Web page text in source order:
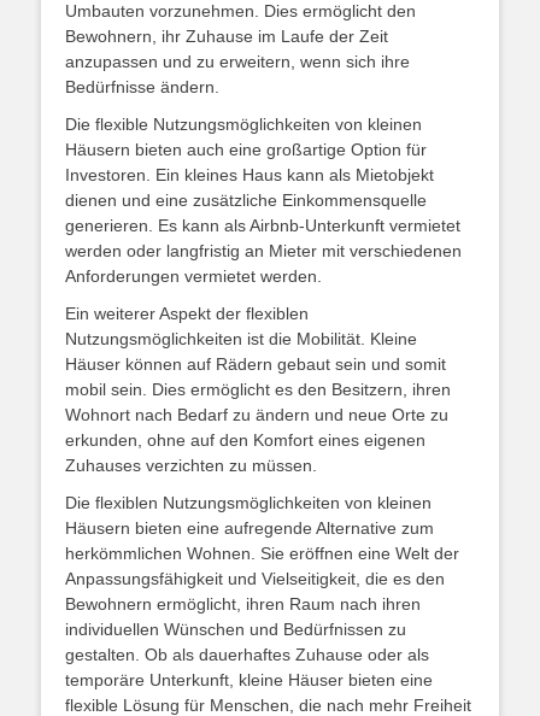
Umbauten vorzunehmen. Dies ermöglicht den
Bewohnern, ihr Zuhause im Laufe der Zeit
anzupassen und zu erweitern, wenn sich ihre
Bedürfnisse ändern.
Die flexible Nutzungsmöglichkeiten von kleinen
Häusern bieten auch eine großartige Option für
Investoren. Ein kleines Haus kann als Mietobjekt
dienen und eine zusätzliche Einkommensquelle
generieren. Es kann als Airbnb-Unterkunft vermietet
werden oder langfristig an Mieter mit verschiedenen
Anforderungen vermietet werden.
Ein weiterer Aspekt der flexiblen
Nutzungsmöglichkeiten ist die Mobilität. Kleine
Häuser können auf Rädern gebaut sein und somit
mobil sein. Dies ermöglicht es den Besitzern, ihren
Wohnort nach Bedarf zu ändern und neue Orte zu
erkunden, ohne auf den Komfort eines eigenen
Zuhauses verzichten zu müssen.
Die flexiblen Nutzungsmöglichkeiten von kleinen
Häusern bieten eine aufregende Alternative zum
herkömmlichen Wohnen. Sie eröffnen eine Welt der
Anpassungsfähigkeit und Vielseitigkeit, die es den
Bewohnern ermöglicht, ihren Raum nach ihren
individuellen Wünschen und Bedürfnissen zu
gestalten. Ob als dauerhaftes Zuhause oder als
temporäre Unterkunft, kleine Häuser bieten eine
flexible Lösung für Menschen, die nach mehr Freiheit